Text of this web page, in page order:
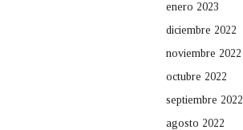
enero 2023
diciembre 2022
noviembre 2022
octubre 2022
septiembre 2022
agosto 2022